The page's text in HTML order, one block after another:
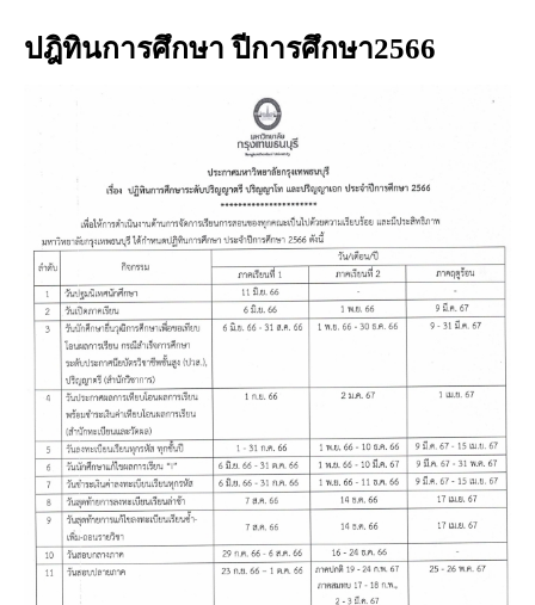
ปฎิทินการศึกษา ปีการศึกษา2566